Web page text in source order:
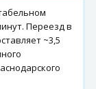
Переезд в
~3,5